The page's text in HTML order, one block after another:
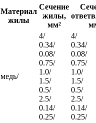
Материал
жилы
Сечение
жилы,
мм²
медь/
4/
0.34/
0.08/
0.75/
1.0/
1.5/
0.5/
2.5/
0.14/
0.25/
4/
0.34/
0.08/
0.75/
1.0/
1.5/
0.5/
2.5/
0.14/
0.25/